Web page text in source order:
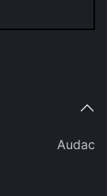
Audac